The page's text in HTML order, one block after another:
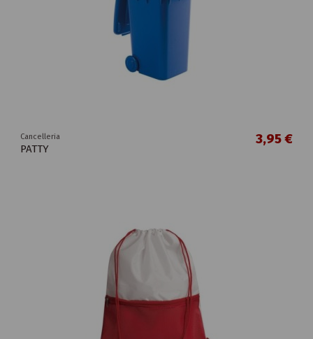
Cancelleria
PATTY
3,95 €